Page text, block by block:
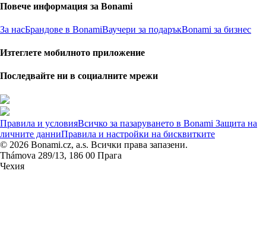
Повече информация за Bonami
За насБрандове в BonamiВаучери за подаръкBonami за бизнес
Изтеглете мобилното приложение
Последвайте ни в социалните мрежи
Правила и условияВсичко за пазаруването в Bonami Защита на
личните данниПравила и настройки на бисквитките
© 2026 Bonami.cz, a.s. Всички права запазени.
Thámova 289/13, 186 00 Прага
Чехия